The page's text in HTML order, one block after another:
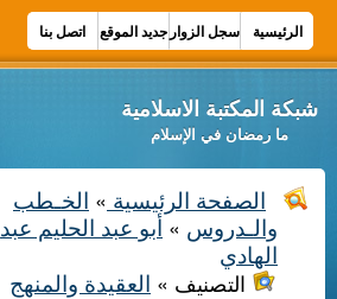
الرئيسية سجل الزوار جديد الموقع اتصل بنا
شبكة المكتبة الاسلامية
ما رمضان في الإسلام
الصفحة الرئيسية » الخـطب
والـدروس » أبو عبد الحليم عبد
الهادي
التصنيف » العقيدة والمنهج